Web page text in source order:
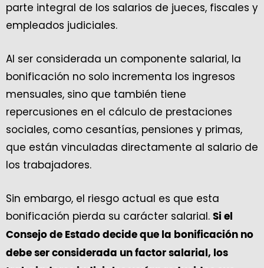
parte integral de los salarios de jueces, fiscales y
empleados judiciales.
Al ser considerada un componente salarial, la
bonificación no solo incrementa los ingresos
mensuales, sino que también tiene
repercusiones en el cálculo de prestaciones
sociales, como cesantías, pensiones y primas,
que están vinculadas directamente al salario de
los trabajadores.
Sin embargo, el riesgo actual es que esta
bonificación pierda su carácter salarial. Si el
Consejo de Estado decide que la bonificación no
debe ser considerada un factor salarial, los